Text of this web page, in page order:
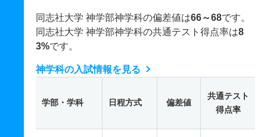
同志社大学 神学部神学科の偏差値は66～68です。
同志社大学 神学部神学科の共通テスト得点率は8
3%です。
神学科の入試情報を見る
学部・学科 日程方式 偏差値
共通テスト
得点率